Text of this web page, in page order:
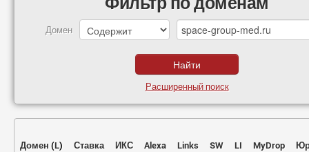
Домен
Расширенный поиск
Домен (L) Ставка ИКС Alexa Links SW LI MyDrop